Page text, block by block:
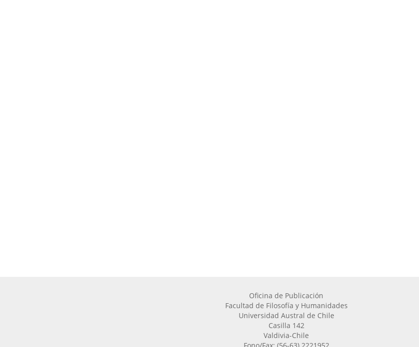
Oficina de Publicación
Facultad de Filosofía y Humanidades
Universidad Austral de Chile
Casilla 142
Valdivia-Chile